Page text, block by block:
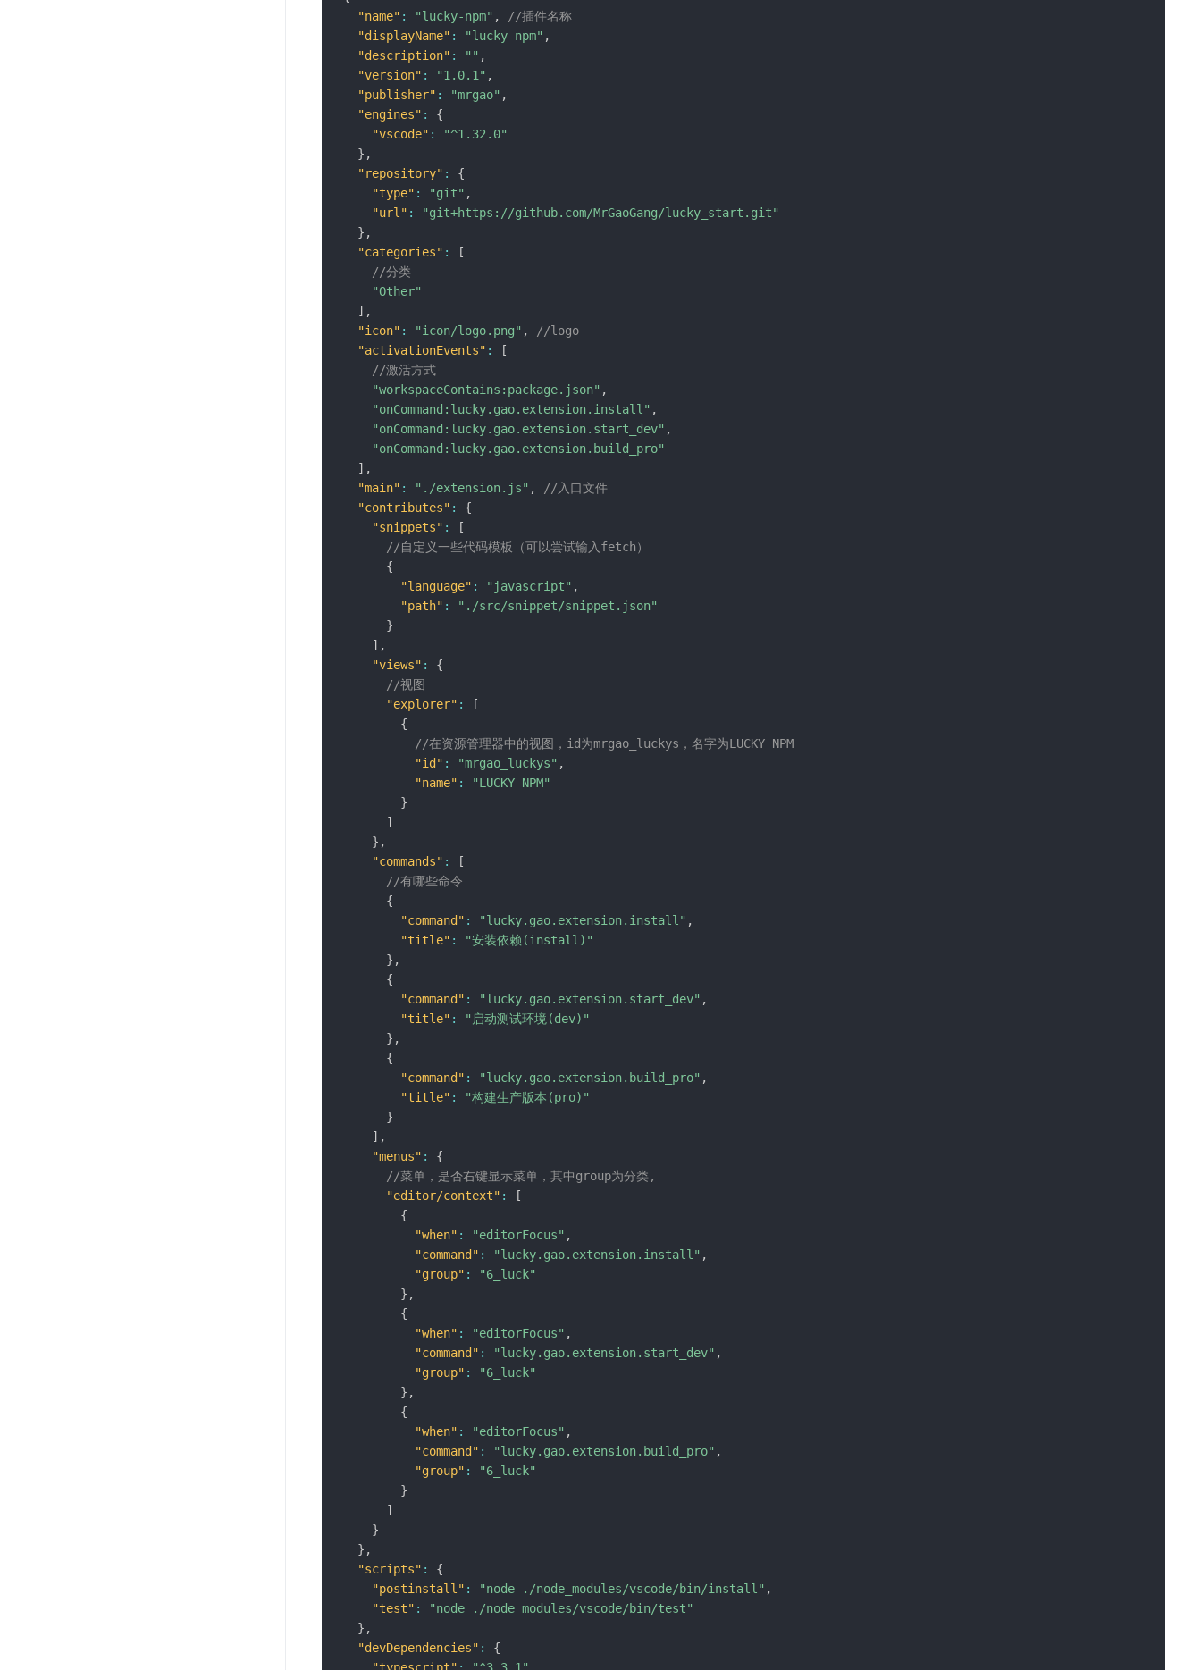
"name" : "lucky-npm" ,
//插件名称
"displayName" : "lucky npm" ,
"description" : "" ,
"version" : "1.0.1" ,
"publisher" : "mrgao" ,
"engines" :
{
"vscode" :
"^1.32.0"
} ,
"repository" :
{
"type" : "git" ,
"url" :
"git+https://github.com/MrGaoGang/lucky_start.git"
} ,
"categories" :
[
//分类
"Other"
] ,
"icon" : "icon/logo.png" ,
//logo
"activationEvents" :
[
//激活方式
"workspaceContains:package.json" ,
"onCommand:lucky.gao.extension.install" ,
"onCommand:lucky.gao.extension.start_dev" ,
"onCommand:lucky.gao.extension.build_pro"
] ,
"main" : "./extension.js" ,
//入口文件
"contributes" :
{
"snippets" :
[
//自定义一些代码模板（可以尝试输入fetch）
{
"language" : "javascript" ,
"path" :
"./src/snippet/snippet.json"
}
] ,
"views" :
{
//视图
"explorer" :
[
{
//在资源管理器中的视图，id为mrgao_luckys，名字为LUCKY NPM
"id" : "mrgao_luckys" ,
"name" :
"LUCKY NPM"
}
]
} ,
"commands" :
[
//有哪些命令
{
"command" : "lucky.gao.extension.install" ,
"title" :
"安装依赖(install)"
} ,
{
"command" : "lucky.gao.extension.start_dev" ,
"title" :
"启动测试环境(dev)"
} ,
{
"command" : "lucky.gao.extension.build_pro" ,
"title" :
"构建生产版本(pro)"
}
] ,
"menus" :
{
//菜单，是否右键显示菜单，其中group为分类,
"editor/context" :
[
{
"when" : "editorFocus" ,
"command" : "lucky.gao.extension.install" ,
"group" :
"6_luck"
} ,
{
"when" : "editorFocus" ,
"command" : "lucky.gao.extension.start_dev" ,
"group" :
"6_luck"
} ,
{
"when" : "editorFocus" ,
"command" : "lucky.gao.extension.build_pro" ,
"group" :
"6_luck"
}
]
}
} ,
"scripts" :
{
"postinstall" : "node ./node_modules/vscode/bin/install" ,
"test" :
"node ./node_modules/vscode/bin/test"
} ,
"devDependencies" :
{